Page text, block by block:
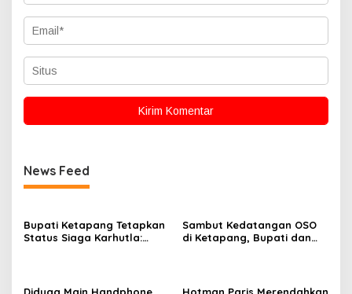
News Feed
Bupati Ketapang Tetapkan
Status Siaga Karhutla:
Sambut Kedatangan OSO
di Ketapang, Bupati dan
Diduga Main Handphone
Hotman Paris Merendahkan